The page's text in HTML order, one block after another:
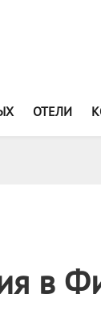
ОТЕЛИ
в